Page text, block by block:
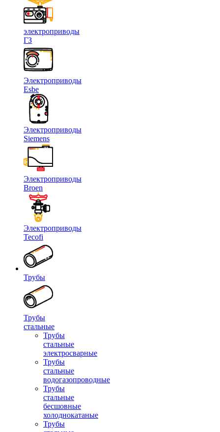
электроприводы
ГЗ
Электроприводы
Esbe
Электроприводы
Siemens
Электроприводы
Broen
Электроприводы
Tecofi
Трубы
Трубы
стальные
Трубы
стальные
электросварные
Трубы
стальные
водогазопроводные
Трубы
стальные
бесшовные
холоднокатаные
Трубы